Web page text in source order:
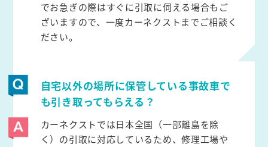
でお急ぎの際はすぐに引取に伺える場合もご
ざいますので、一度カーネクストまでご相談く
ださい。
自宅以外の場所に保管している事故車で
も引き取ってもらえる？
カーネクストでは日本全国（一部離島を除
く）の引取に対応しているため、修理工場や